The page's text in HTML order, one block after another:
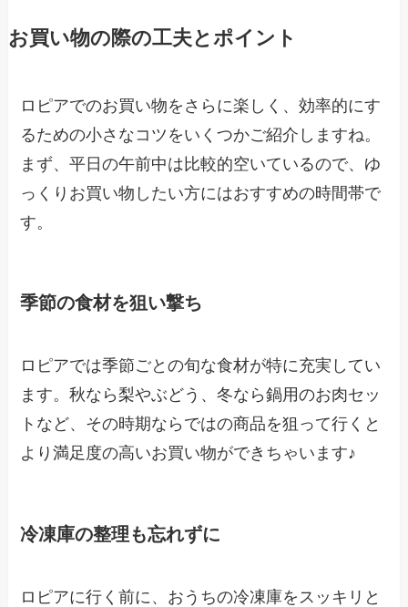
お買い物の際の工夫とポイント
ロピアでのお買い物をさらに楽しく、効率的にす
るための小さなコツをいくつかご紹介しますね。
まず、平日の午前中は比較的空いているので、ゆ
っくりお買い物したい方にはおすすめの時間帯で
す。
季節の食材を狙い撃ち
ロピアでは季節ごとの旬な食材が特に充実してい
ます。秋なら梨やぶどう、冬なら鍋用のお肉セッ
トなど、その時期ならではの商品を狙って行くと
より満足度の高いお買い物ができちゃいます♪
冷凍庫の整理も忘れずに
ロピアに行く前に、おうちの冷凍庫をスッキリと